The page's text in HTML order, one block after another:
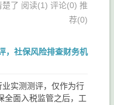
了 阅读(1) 评论(0) 推
荐(0)
，社保风险排查财务机
实测测评，仅作为行
全面入税监管之后，工